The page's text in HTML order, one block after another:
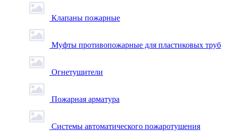
Клапаны пожарные
Муфты противопожарные для пластиковых труб
Огнетушители
Пожарная арматура
Системы автоматического пожаротушения